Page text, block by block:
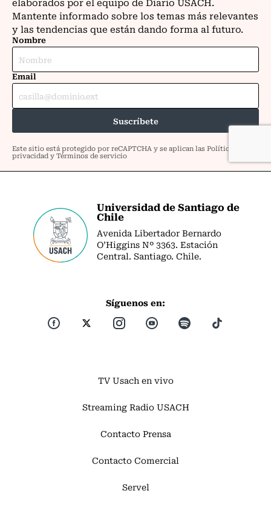
Universidad de Santiago de
Chile
Avenida Libertador Bernardo
O’Higgins Nº 3363. Estación
Central. Santiago. Chile.
Síguenos en:
TV Usach en vivo
Streaming Radio USACH
Contacto Prensa
Contacto Comercial
Servel